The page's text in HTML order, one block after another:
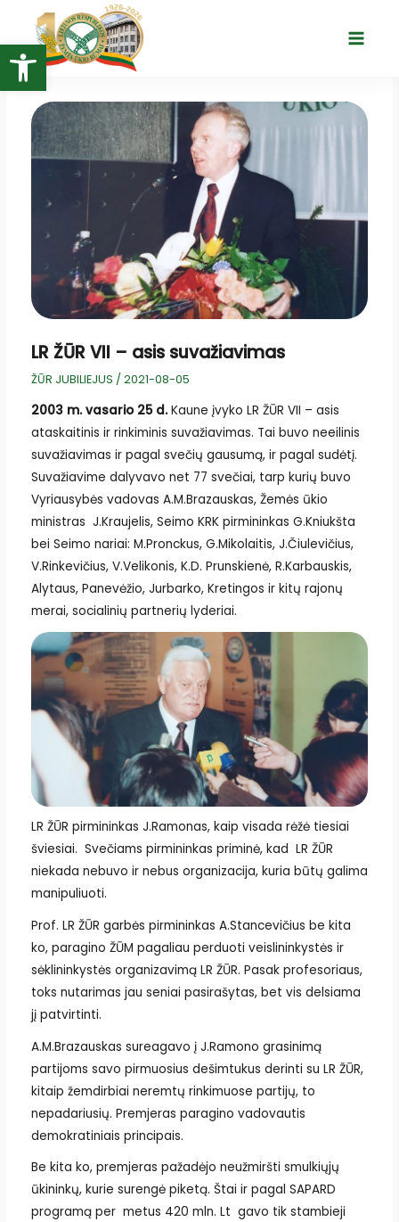
Open toolbar
turinio
Main
LR ŽŪR VII – asis suvažiavimas
ŽŪR JUBILIEJUS / 2021-08-05
2003 m. vasario 25 d.Kaune įvyko LR ŽŪR VII – asis
ataskaitinis ir rinkiminis suvažiavimas. Tai buvo neeilinis
suvažiavimas ir pagal svečių gausumą, ir pagal sudėtį.
Suvažiavime dalyvavo net 77 svečiai, tarp kurių buvo
Vyriausybės vadovas A.M.Brazauskas, Žemės ūkio
ministras J.Kraujelis, Seimo KRK pirmininkas G.Kniukšta
bei Seimo nariai: M.Pronckus, G.Mikolaitis, J.Čiulevičius,
V.Rinkevičius, V.Velikonis, K.D. Prunskienė, R.Karbauskis,
Alytaus, Panevėžio, Jurbarko, Kretingos ir kitų rajonų
merai, socialinių partnerių lyderiai.
LR ŽŪR pirmininkas J.Ramonas, kaip visada rėžė tiesiai
šviesiai. Svečiams pirmininkas priminė, kad LR ŽŪR
niekada nebuvo ir nebus organizacija, kuria būtų galima
manipuliuoti.
Prof. LR ŽŪR garbės pirmininkas A.Stancevičius be kita
ko, paragino ŽŪM pagaliau perduoti veislininkystės ir
sėklininkystės organizavimą LR ŽŪR. Pasak profesoriaus,
toks nutarimas jau seniai pasirašytas, bet vis delsiama
jį patvirtinti.
A.M.Brazauskas sureagavo į J.Ramono grasinimą
partijoms savo pirmuosius dešimtukus derinti su LR ŽŪR,
kitaip žemdirbiai neremtų rinkimuose partijų, to
nepadariusių. Premjeras paragino vadovautis
demokratiniais principais.
Be kita ko, premjeras pažadėjo neužmiršti smulkiųjų
ūkininkų, kurie surengė piketą. Štai ir pagal SAPARD
programą per metus 420 mln. Lt gavo tik stambieji